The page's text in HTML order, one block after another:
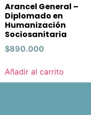
Arancel General –
Diplomado en
Humanización
Sociosanitaria
$890.000
Añadir al carrito